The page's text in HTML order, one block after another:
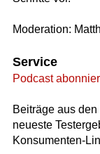
Moderation:
Service
Podcast
Beiträge aus
neueste
Konsumenten-